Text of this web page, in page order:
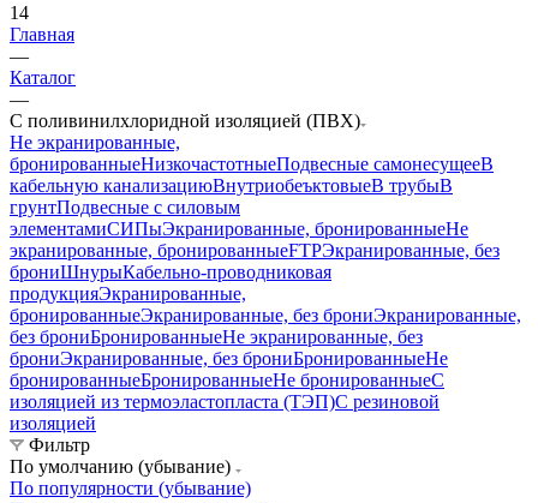
14
Главная
—
Каталог
—
С поливинилхлоридной изоляцией (ПВХ)
Не экранированные,
бронированныеНизкочастотныеПодвесные самонесущееВ
кабельную канализациюВнутриобеъктовыеВ трубыВ
грунтПодвесные с силовым
элементамиСИПыЭкранированные, бронированныеНе
экранированные, бронированныеFTPЭкранированные, без
брониШнурыКабельно-проводниковая
продукцияЭкранированные,
бронированныеЭкранированные, без брониЭкранированные,
без брониБронированныеНе экранированные, без
брониЭкранированные, без брониБронированныеНе
бронированныеБронированныеНе бронированныеС
изоляцией из термоэластопласта (ТЭП)С резиновой
изоляцией
Фильтр
По умолчанию (убывание)
По популярности (убывание)